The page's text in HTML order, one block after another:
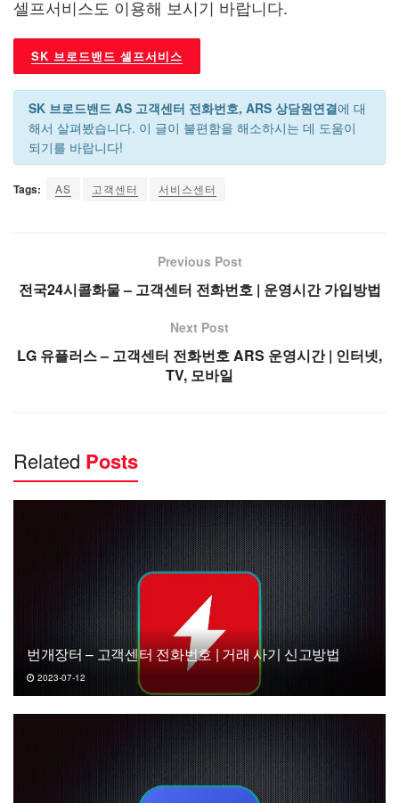
셀프서비스도 이용해 보시기 바랍니다.
SK 브로드밴드 셀프서비스
SK 브로드밴드 AS 고객센터 전화번호, ARS 상담원연결에 대
해서 살펴봤습니다. 이 글이 불편함을 해소하시는 데 도움이
되기를 바랍니다!
Tags: AS 고객센터 서비스센터
Previous Post
전국24시콜화물 – 고객센터 전화번호 | 운영시간 가입방법
Next Post
LG 유플러스 – 고객센터 전화번호 ARS 운영시간 | 인터넷,
TV, 모바일
Related Posts
번개장터 – 고객센터 전화번호 | 거래 사기 신고방법
2023-07-12